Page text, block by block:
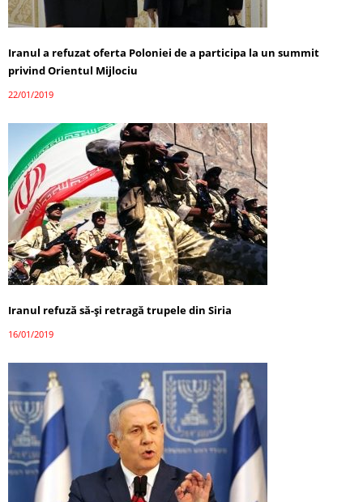
Iranul a refuzat oferta Poloniei de a participa la un summit
privind Orientul Mijlociu
22/01/2019
Iranul refuză să-și retragă trupele din Siria
16/01/2019